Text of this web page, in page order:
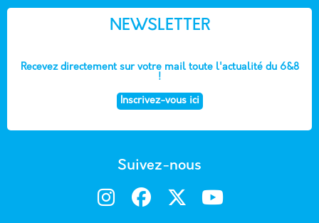
NEWSLETTER
Recevez directement sur votre mail toute l'actualité du 6&8
!
Inscrivez-vous ici
Suivez-nous